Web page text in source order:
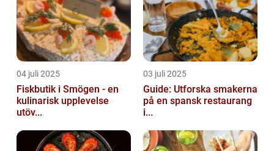
04 juli 2025
Fiskbutik i Smögen - en
kulinarisk upplevelse
utöv...
03 juli 2025
Guide: Utforska smakerna
på en spansk restaurang
i...